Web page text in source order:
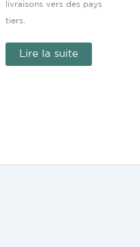
livraisons vers des pays
tiers.
Lire la suite